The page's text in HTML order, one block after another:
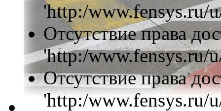
'http:/www.fensys.ru/
Отсутствие права
'http:/www.fensys.ru/
Отсутствие права
'http:/www.fensys.ru/